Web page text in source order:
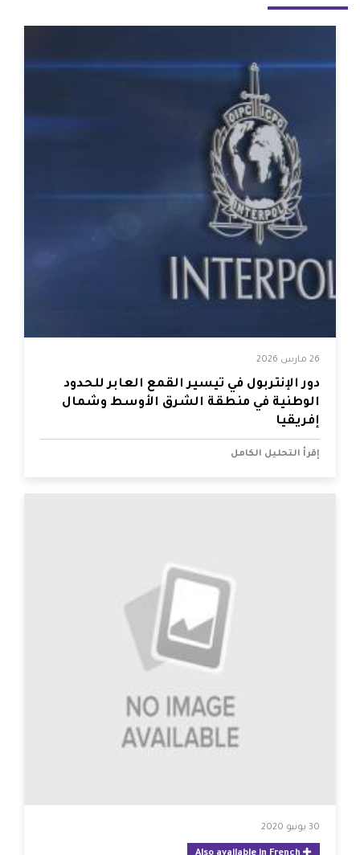
26 مارس 2026
دور الإنتربول في تيسير القمع العابر للحدود
الوطنية في منطقة الشرق الأوسط وشمال
إفريقيا
إقرأ التحليل الكامل
30 يونيو 2020